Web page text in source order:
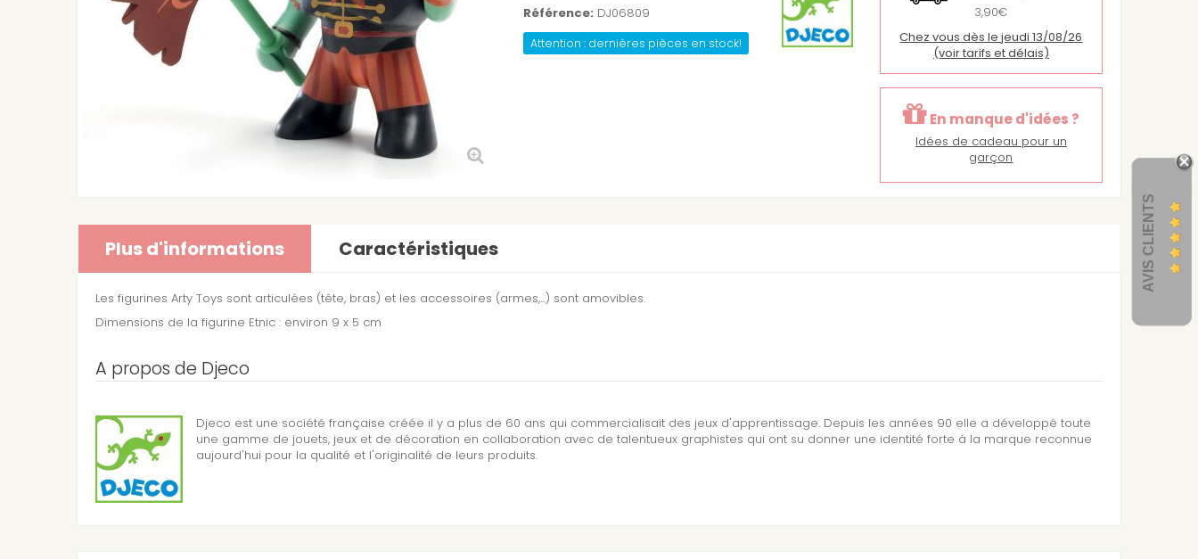
Référence: DJ06809
Attention : dernières pièces en stock!
3,90€
Chez vous dès le jeudi 13/08/26
(voir tarifs et délais)
En manque d'idées ?
Idées de cadeau pour un
garçon
Plus d'informations Caractéristiques
Les figurines Arty Toys sont articulées (tête, bras) et les accessoires (armes,...) sont amovibles.
Dimensions de la figurine Etnic : environ 9 x 5 cm
A propos de Djeco
Djeco est une société française créée il y a plus de 60 ans qui commercialisait des jeux d'apprentissage. Depuis les années 90 elle a développé toute
une gamme de jouets, jeux et de décoration en collaboration avec de talentueux graphistes qui ont su donner une identité forte à la marque reconnue
aujourd'hui pour la qualité et l'originalité de leurs produits.
AVIS CLIENTS